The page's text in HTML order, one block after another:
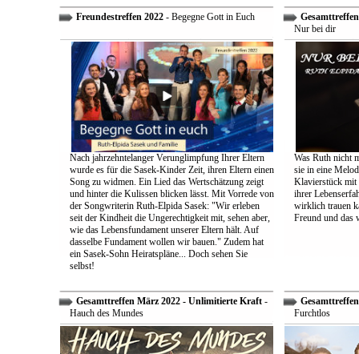
Freundestreffen 2022- Begegne Gott in Euch
Nach jahrzehntelanger Verunglimpfung Ihrer Eltern
wurde es für die Sasek-Kinder Zeit, ihren Eltern einen
Song zu widmen. Ein Lied das Wertschätzung zeigt
und hinter die Kulissen blicken lässt. Mit Vorrede von
der Songwriterin Ruth-Elpida Sasek: "Wir erleben
seit der Kindheit die Ungerechtigkeit mit, sehen aber,
wie das Lebensfundament unserer Eltern hält. Auf
dasselbe Fundament wollen wir bauen." Zudem hat
ein Sasek-Sohn Heiratspläne... Doch sehen Sie
selbst!
Nur bei dir
Was Ruth nicht
sie in eine
Klavierstück mit
ihrer
wirklich trauen
Freund und das
Gesamttreffen März 2022 - Unlimitierte Kraft -
Hauch des Mundes
Furchtlos